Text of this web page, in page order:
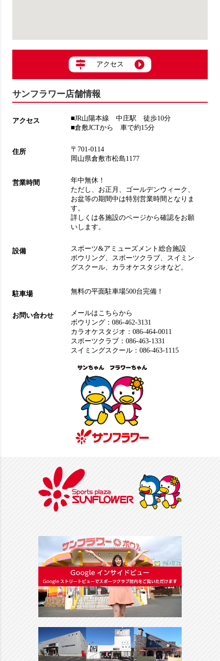
アクセス
サンフラワー店舗情報
アクセス
■JR山陽本線 中庄駅 徒歩10分
■倉敷JCTから 車で約15分
住所
〒701-0114
岡山県倉敷市松島1177
営業時間
年中無休！
ただし、お正月、ゴールデンウィーク、
お盆等の期間中は特別営業時間となりま
す。
詳しくは各施設のページから確認をお願
いします。
設備
スポーツ&アミューズメント総合施設
ボウリング、 スポーツクラブ、 スイミン
グスクール、 カラオケスタジオなど。
駐車場 無料の平面駐車場500台完備！
お問い合わせ
メールはこちらから
ボウリング：086-462-3131
カラオケスタジオ：086-464-0011
スポーツクラブ：086-463-1331
スイミングスクール：086-463-1115